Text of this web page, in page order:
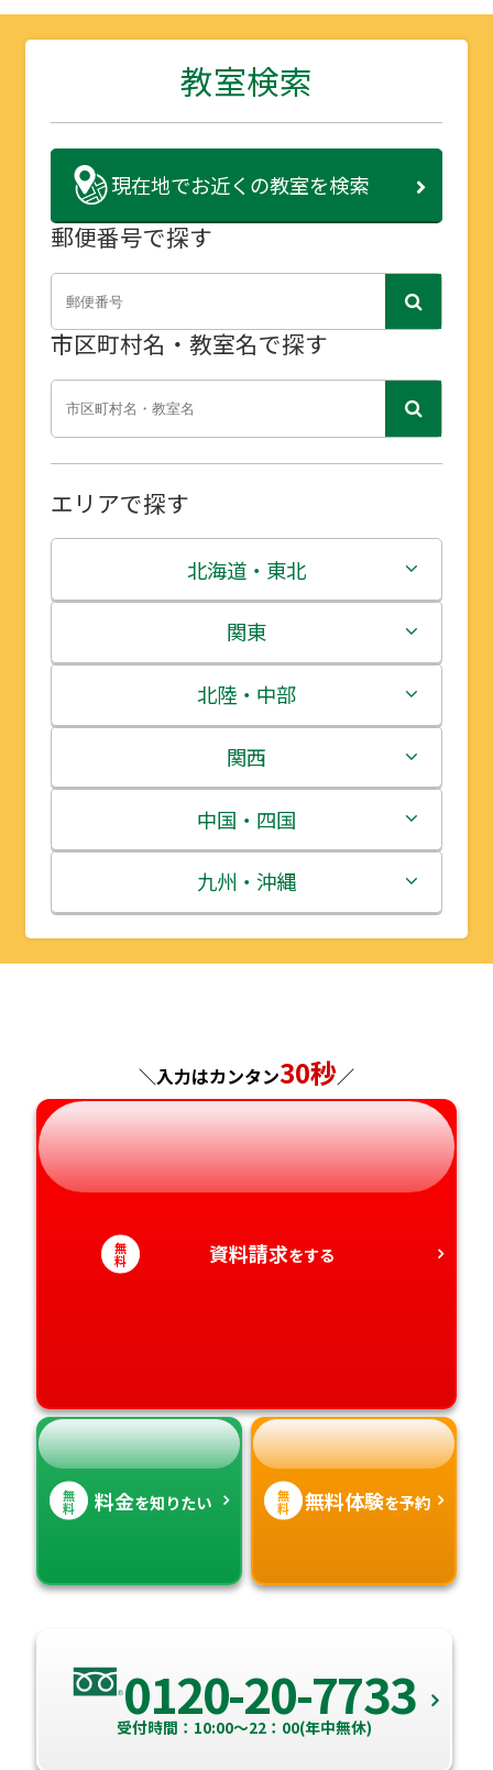
教室検索
現在地でお近くの教室を検索
郵便番号で探す
市区町村名・教室名で探す
エリアで探す
北海道・東北
北海道
青森県
岩手県
宮城県
秋田県
山形県
関東
茨城県
栃木県
群馬県
埼玉県
千葉県
神奈川県
北陸・中部
新潟県
富山県
石川県
福井県
岐阜県
静岡県
愛知県
関西
三重県
滋賀県
京都府
兵庫県
奈良県
和歌山県
中国・四国
鳥取県
島根県
広島県
山口県
徳島県
香川県
九州・沖縄
福岡県
長崎県
熊本県
大分県
宮崎県
＼入力はカンタン30秒／
無
料 資料請求をする
無
料 料金を知りたい 無
料 無料体験を予約
0120-20-7733
受付時間：10:00～22：00(年中無休)